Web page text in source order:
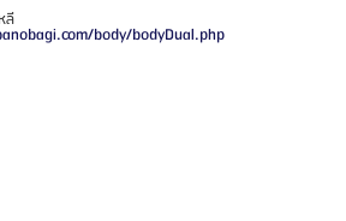
ลี
body/bodyDual.php